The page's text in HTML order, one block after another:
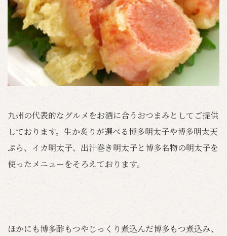
九州の代表的なグルメをお酒に合うおつまみとしてご提供
しております。生か炙りが選べる博多明太子や博多明太天
ぷら、イカ明太子、出汁巻き明太子と博多名物の明太子を
使ったメニューをそろえております。
ほかにも博多酢もつやじっくり煮込んだ博多もつ煮込み、